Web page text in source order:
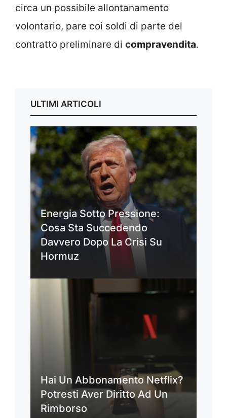
circa un possibile allontanamento
volontario, pare coi soldi di parte del
contratto preliminare di compravendita.
ULTIMI ARTICOLI
Energia Sotto Pressione:
Cosa Sta Succedendo
Davvero Dopo La Crisi Su
Hormuz
Hai Un Abbonamento Netflix?
Potresti Aver Diritto Ad Un
Rimborso